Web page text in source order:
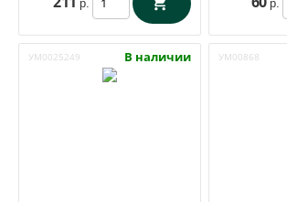
р. р.
УМ0025249 В наличии УМ00868